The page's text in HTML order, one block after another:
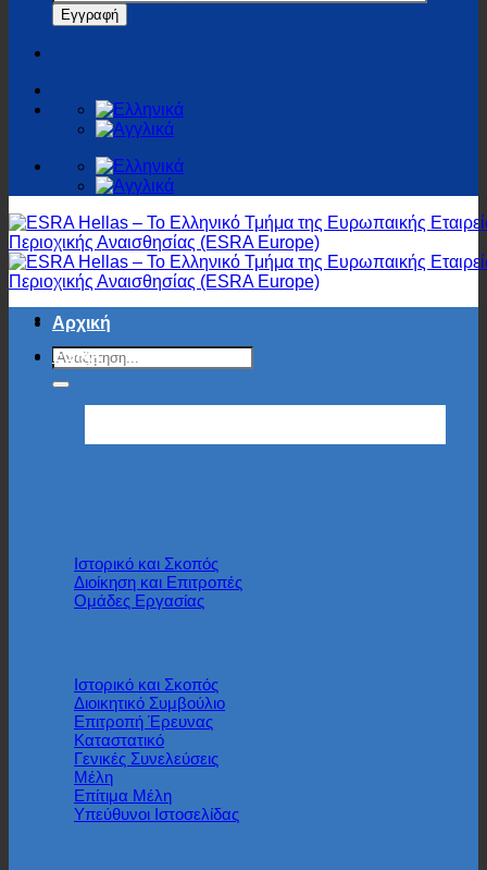
Αρχική
ESRA
Iστορικό και Σκοπός
Διοίκηση και Επιτροπές
Ομάδες Εργασίας
Ιστορικό και Σκοπός
Διοικητικό Συμβούλιο
Επιτροπή Έρευνας
Καταστατικό
Γενικές Συνελεύσεις
Μέλη
Επίτιμα Μέλη
Υπεύθυνοι Ιστοσελίδας